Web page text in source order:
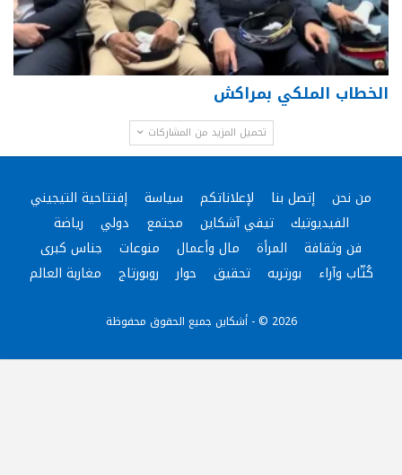
الخطاب الملكي بمراكش
تحميل المزيد من المشاركات
من نحن إتصل بنا لإعلاناتكم سياسة
إفتتاحية التيجيني
الفيديوتيك
تيفي آشكاين مجتمع دولي
رياضة
فن وثقافة
المرأة مال وأعمال منوعات
جناس كبرى
كُتّاب وآراء
بورتريه تحقيق حوار روبورتاج مغاربة العالم
2026 © - أشكاين جميع الحقوق محفوظة